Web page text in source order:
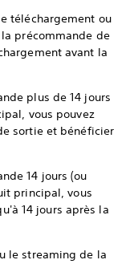
téléchargement ou
précommande de
avant la
plus de 14 jours
vous pouvez
sortie et bénéficier
14 jours (ou
principal, vous
14 jours après la
le streaming de la